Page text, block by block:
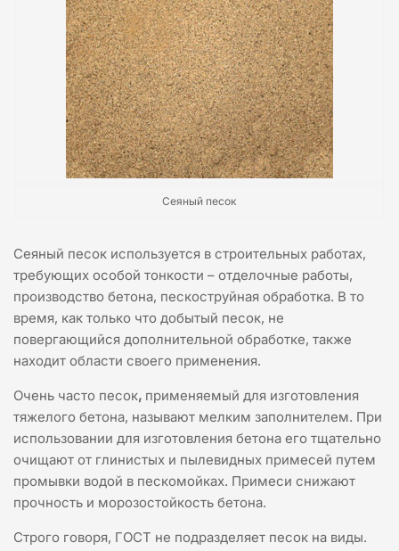
Сеяный песок
Сеяный песок используется в строительных работах,
требующих особой тонкости – отделочные работы,
производство бетона, пескоструйная обработка. В то
время, как только что добытый песок, не
повергающийся дополнительной обработке, также
находит области своего применения.
Очень часто песок, применяемый для изготовления
тяжелого бетона, называют мелким заполнителем. При
использовании для изготовления бетона его тщательно
очищают от глинистых и пылевидных примесей путем
промывки водой в пескомойках. Примеси снижают
прочность и морозостойкость бетона.
Строго говоря, ГОСТ не подразделяет песок на виды.